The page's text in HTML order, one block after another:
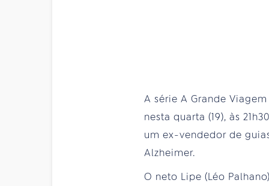
A série A Grande
nesta quarta (19), às
um ex-vendedor de
Alzheimer.
O neto Lipe (Léo